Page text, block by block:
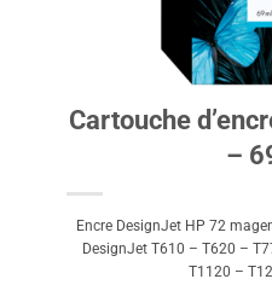
Cartouche
–
Encre DesignJet HP 72
DesignJet T610 – T620 –
T1120 –